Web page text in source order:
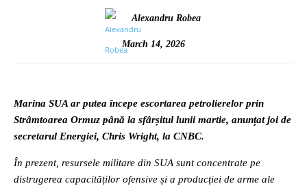
Alexandru Robea
March 14, 2026
Marina SUA ar putea începe escortarea petrolierelor prin
Strâmtoarea Ormuz până la sfârșitul lunii martie, anunțat joi de
secretarul Energiei, Chris Wright, la CNBC.
În prezent, resursele militare din SUA sunt concentrate pe
distrugerea capacităților ofensive și a producției de arme ale